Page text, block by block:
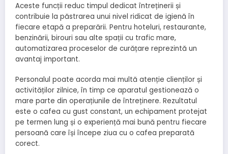
Aceste funcții reduc timpul dedicat întreținerii și
contribuie la păstrarea unui nivel ridicat de igienă în
fiecare etapă a preparării. Pentru hoteluri, restaurante,
benzinării, birouri sau alte spații cu trafic mare,
automatizarea proceselor de curățare reprezintă un
avantaj important.
Personalul poate acorda mai multă atenție clienților și
activităților zilnice, în timp ce aparatul gestionează o
mare parte din operațiunile de întreținere. Rezultatul
este o cafea cu gust constant, un echipament protejat
pe termen lung și o experiență mai bună pentru fiecare
persoană care își începe ziua cu o cafea preparată
corect.